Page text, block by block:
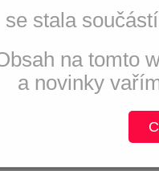
se stala
na tomto
a novinky
Contagious
plannery a
slušnou dávku